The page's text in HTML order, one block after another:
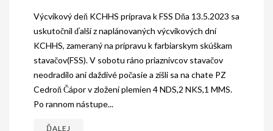
Výcvikový deň KCHHS príprava k FSS Dňa 13.5.2023 sa
uskutočnil ďalší z naplánovaných výcvikových dní
KCHHS, zameraný na prípravu k farbiarskym skúškam
stavačov(FSS). V sobotu ráno priaznivcov stavačov
neodradilo ani daždivé počasie a zišli sa na chate PZ
Cedroň Čápor v zložení plemien 4 NDS,2 NKS,1 MMS.
Po rannom nástupe...
ĎALEJ